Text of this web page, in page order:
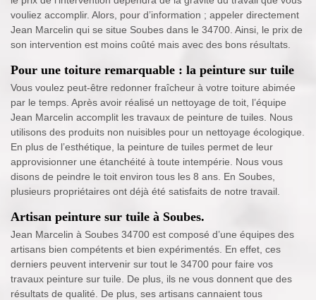
vouliez accomplir. Alors, pour d’information ; appeler directement
Jean Marcelin qui se situe Soubes dans le 34700. Ainsi, le prix de
son intervention est moins coûté mais avec des bons résultats.
Pour une toiture remarquable : la peinture sur tuile
Vous voulez peut-être redonner fraîcheur à votre toiture abimée
par le temps. Après avoir réalisé un nettoyage de toit, l’équipe
Jean Marcelin accomplit les travaux de peinture de tuiles. Nous
utilisons des produits non nuisibles pour un nettoyage écologique.
En plus de l’esthétique, la peinture de tuiles permet de leur
approvisionner une étanchéité à toute intempérie. Nous vous
disons de peindre le toit environ tous les 8 ans. En Soubes,
plusieurs propriétaires ont déjà été satisfaits de notre travail.
Artisan peinture sur tuile à Soubes.
Jean Marcelin à Soubes 34700 est composé d’une équipes des
artisans bien compétents et bien expérimentés. En effet, ces
derniers peuvent intervenir sur tout le 34700 pour faire vos
travaux peinture sur tuile. De plus, ils ne vous donnent que des
résultats de qualité. De plus, ses artisans cannaient tous